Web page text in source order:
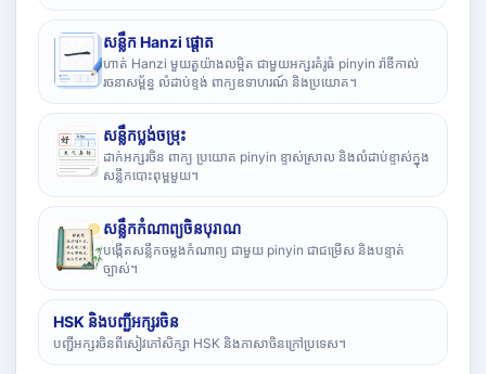
សន្លឹក Hanzi ផ្តោត
ហាត់ Hanzi មួយតួយ៉ាងលម្អិត ជាមួយអក្សរគំរូធំ pinyin រ៉ាឌីកាល់
រចនាសម្ព័ន្ធ លំដាប់ខ្ទង់ ពាក្យឧទាហរណ៍ និងប្រយោគ។
សន្លឹកប្លង់ចម្រុះ
ដាក់អក្សរចិន ពាក្យ ប្រយោគ pinyin ខ្ទាស់ស្រាល និងលំដាប់ខ្ទាស់ក្នុង
សន្លឹកបោះពុម្ពមួយ។
សន្លឹកកំណាព្យចិនបុរាណ
បង្កើតសន្លឹកចម្លងកំណាព្យ ជាមួយ pinyin ជាជម្រើស និងបន្ទាត់
ច្បាស់។
HSK និងបញ្ជីអក្សរចិន
បញ្ជីអក្សរចិនពីសៀវភៅសិក្សា HSK និងភាសាចិនក្រៅប្រទេស។